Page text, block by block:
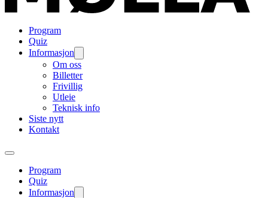
Program
Quiz
Informasjon
Om oss
Billetter
Frivillig
Utleie
Teknisk info
Siste nytt
Kontakt
Program
Quiz
Informasjon